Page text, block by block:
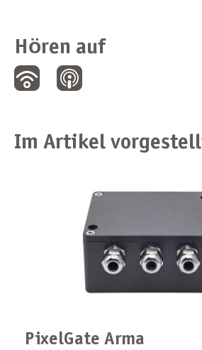
Hören auf
Im Artikel
PixelGate Arma